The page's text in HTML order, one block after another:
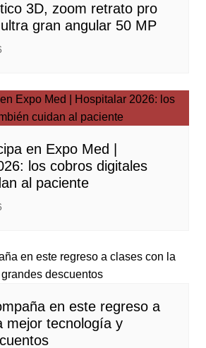
3D, zoom retrato pro
gran angular 50 MP
en Expo Med |
los cobros digitales
al paciente
en este regreso a
mejor tecnología y